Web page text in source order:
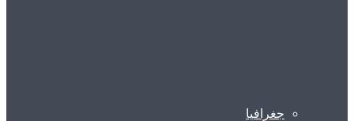
جغرافیا